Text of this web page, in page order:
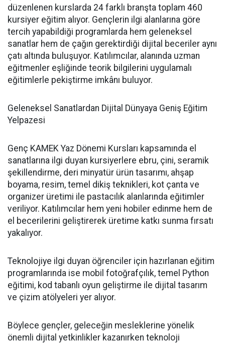
düzenlenen kurslarda 24 farklı branşta toplam 460
kursiyer eğitim alıyor. Gençlerin ilgi alanlarına göre
tercih yapabildiği programlarda hem geleneksel
sanatlar hem de çağın gerektirdiği dijital beceriler aynı
çatı altında buluşuyor. Katılımcılar, alanında uzman
eğitmenler eşliğinde teorik bilgilerini uygulamalı
eğitimlerle pekiştirme imkânı buluyor.
Geleneksel Sanatlardan Dijital Dünyaya Geniş Eğitim
Yelpazesi
Genç KAMEK Yaz Dönemi Kursları kapsamında el
sanatlarına ilgi duyan kursiyerlere ebru, çini, seramik
şekillendirme, deri minyatür ürün tasarımı, ahşap
boyama, resim, temel dikiş teknikleri, kot çanta ve
organizer üretimi ile pastacılık alanlarında eğitimler
veriliyor. Katılımcılar hem yeni hobiler edinme hem de
el becerilerini geliştirerek üretime katkı sunma fırsatı
yakalıyor.
Teknolojiye ilgi duyan öğrenciler için hazırlanan eğitim
programlarında ise mobil fotoğrafçılık, temel Python
eğitimi, kod tabanlı oyun geliştirme ile dijital tasarım
ve çizim atölyeleri yer alıyor.
Böylece gençler, geleceğin mesleklerine yönelik
önemli dijital yetkinlikler kazanırken teknoloji